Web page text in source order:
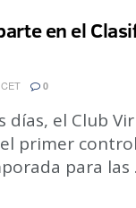
en el
0
días, el Club
primer control
para las